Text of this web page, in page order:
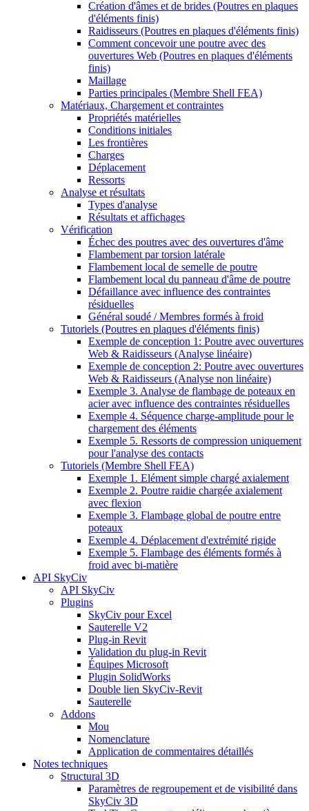
Création d'âmes et de brides (Poutres en plaques
d'éléments finis)
Raidisseurs (Poutres en plaques d'éléments finis)
Comment concevoir une poutre avec des
ouvertures Web (Poutres en plaques d'éléments
finis)
Maillage
Parties principales (Membre Shell FEA)
Matériaux, Chargement et contraintes
Propriétés matérielles
Conditions initiales
Les frontières
Charges
Déplacement
Ressorts
Analyse et résultats
Types d'analyse
Résultats et affichages
Vérification
Échec des poutres avec des ouvertures d'âme
Flambement par torsion latérale
Flambement local de semelle de poutre
Flambement local du panneau d'âme de poutre
Défaillance avec influence des contraintes
résiduelles
Général soudé / Membres formés à froid
Tutoriels (Poutres en plaques d'éléments finis)
Exemple de conception 1: Poutre avec ouvertures
Web & Raidisseurs (Analyse linéaire)
Exemple de conception 2: Poutre avec ouvertures
Web & Raidisseurs (Analyse non linéaire)
Exemple 3. Analyse de flambage de poteaux en
acier avec influence des contraintes résiduelles
Exemple 4. Séquence charge-amplitude pour le
chargement des éléments
Exemple 5. Ressorts de compression uniquement
pour l'analyse des contacts
Tutoriels (Membre Shell FEA)
Exemple 1. Elément simple chargé axialement
Exemple 2. Poutre raidie chargée axialement
avec flexion
Exemple 3. Flambage global de poutre entre
poteaux
Exemple 4. Déplacement d'extrémité rigide
Exemple 5. Flambage des éléments formés à
froid avec bi-matière
API SkyCiv
API SkyCiv
Plugins
SkyCiv pour Excel
Sauterelle V2
Plug-in Revit
Validation du plug-in Revit
Équipes Microsoft
Plugin SolidWorks
Double lien SkyCiv-Revit
Sauterelle
Addons
Mou
Nomenclature
Application de commentaires détaillés
Notes techniques
Structural 3D
Paramètres de regroupement et de visibilité dans
SkyCiv 3D